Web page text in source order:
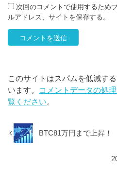
次回のコメントで使用するため
ルアドレス、サイトを保存する。
このサイトはスパムを低減す
います。 コメントデータの処
覧ください。
BTC81万円まで上昇！